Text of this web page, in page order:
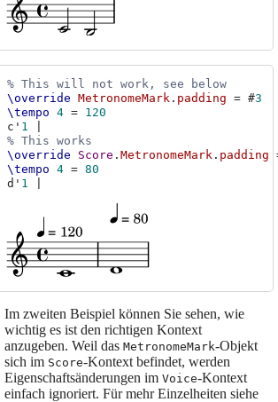
% This will not work, see below
\override MetronomeMark. padding = #3
\tempo 4 =
120
c' 1
% This works
\override
Score . MetronomeMark. padding
\tempo 4 = 80
d' 1
Im zweiten Beispiel können Sie sehen, wie
wichtig es ist den richtigen Kontext
anzugeben. Weil das MetronomeMark-Objekt
sich im Score-Kontext befindet, werden
Eigenschaftsänderungen im Voice-Kontext
einfach ignoriert. Für mehr Einzelheiten siehe